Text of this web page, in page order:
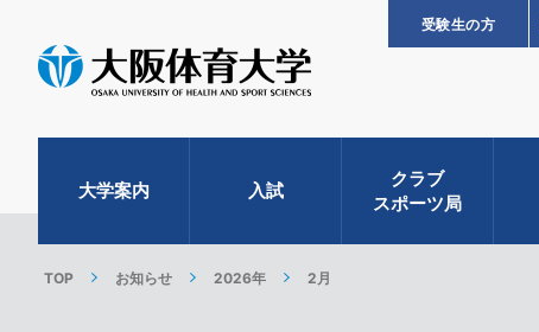
受験生の方
大学案内 入試
クラブ
スポーツ局
TOP お知らせ 2026年 2月